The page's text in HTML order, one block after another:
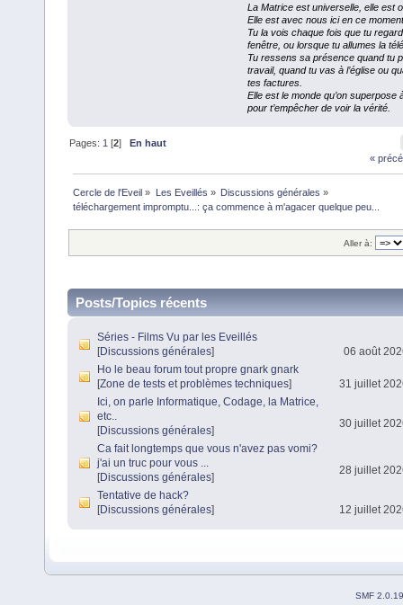
La Matrice est universelle, elle est
Elle est avec nous ici en ce
Tu la vois chaque fois que tu
fenêtre, ou lorsque tu allumes la
Tu ressens sa présence quand tu
travail, quand tu vas à l’église ou
tes factures.
Elle est le monde qu’on superpose
pour t’empêcher de voir la vérité.
Pages: 1 [2]En haut
«
Cercle de l'Eveil » Les Eveillés » Discussions générales »
téléchargement impromptu...: ça commence à m'agacer quelque peu...
Aller à:
Posts/Topics récents
Séries - Films Vu par les Eveillés
[Discussions générales]
06 août
Ho le beau forum tout propre gnark gnark
[Zone de tests et problèmes techniques]
31 juillet
Ici, on parle Informatique, Codage, la Matrice,
etc..
[Discussions générales]
30 juillet
Ca fait longtemps que vous n'avez pas vomi?
j'ai un truc pour vous ...
[Discussions générales]
28 juillet
Tentative de hack?
[Discussions générales] 12 juillet
SMF 2.0.19